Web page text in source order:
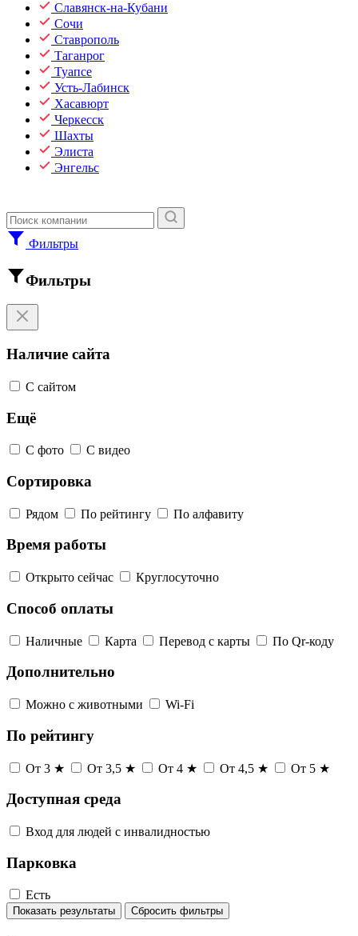
Славянск-на-Кубани
Сочи
Ставрополь
Таганрог
Туапсе
Усть-Лабинск
Хасавюрт
Черкесск
Шахты
Элиста
Энгельс
Фильтры
Фильтры
Наличие сайта
С сайтом
Ещё
С фото С видео
Сортировка
Рядом По рейтингу По алфавиту
Время работы
Открыто сейчас Круглосуточно
Способ оплаты
Наличные Карта Перевод с карты По Qr-коду
Дополнительно
Можно с животными Wi-Fi
По рейтингу
От 3 ★ От 3,5 ★ От 4 ★ От 4,5 ★ От 5 ★
Доступная среда
Вход для людей с инвалидностью
Парковка
Есть
Показать результаты Сбросить фильтры